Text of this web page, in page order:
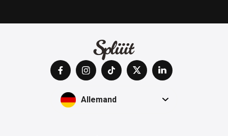
Allemand